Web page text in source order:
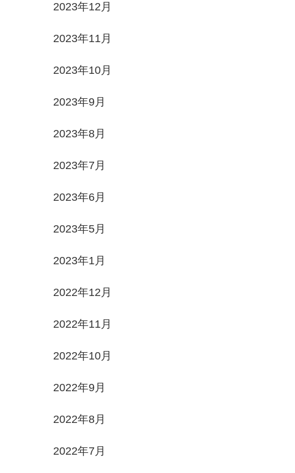
2023年12月
2023年11月
2023年10月
2023年9月
2023年8月
2023年7月
2023年6月
2023年5月
2023年1月
2022年12月
2022年11月
2022年10月
2022年9月
2022年8月
2022年7月